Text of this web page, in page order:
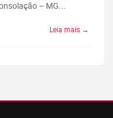
– MG...
Leia mais →